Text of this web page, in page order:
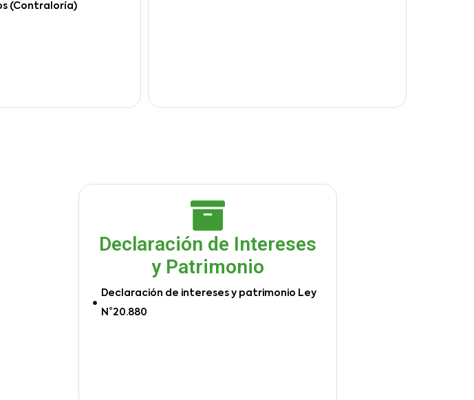
(Contraloría)
Declaración de Intereses
y Patrimonio
Declaración de intereses y patrimonio Ley
N°20.880